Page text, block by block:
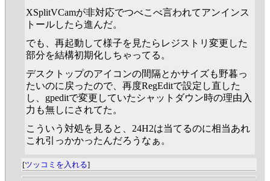
XSplitVCamが非対応でつべこべ言われてアンインス
トールしたら進んだ。
でも、再起動して様子を見たらレジストリ変更した
部分を結構初期化しちゃってる。
デスクトップのアイコンの間隔とかサイズも野暮っ
たいのに戻ったので、再度RegEditで設定し直した
し、gpeditで変更していたシャットダウン時の理由入
力も無しにされてた。
こういう対処を見ると、24H2は当てるのに相当あれ
これ引っかかったんだろうなぁ。
[ツッコミを入れる]